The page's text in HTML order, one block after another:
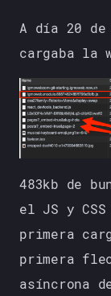
A día 20
cargaba la
483kb de
el JS y
primera
primera
asíncrona